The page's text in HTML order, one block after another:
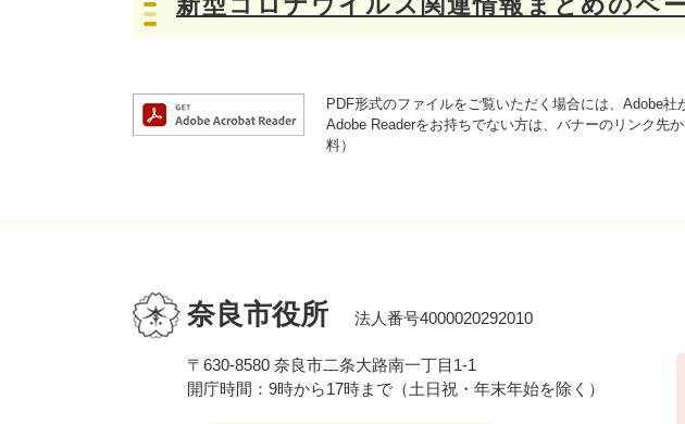
PDF形式のファイルをご覧いただく場合には、Adobe社
Adobe Readerをお持ちでない方は、バナーのリンク先
料）
奈良市役所 法人番号4000020292010
〒630-8580 奈良市二条大路南一丁目1-1
開庁時間：9時から17時まで（土日祝・年末年始を除く）